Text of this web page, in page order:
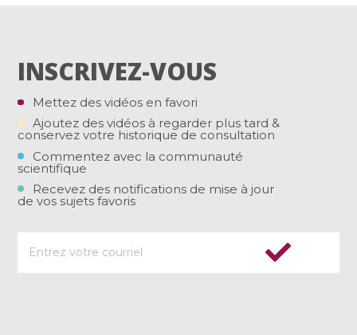
INSCRIVEZ-VOUS
Mettez des vidéos en favori
Ajoutez des vidéos à regarder plus tard &
conservez votre historique de consultation
Commentez avec la communauté
scientifique
Recevez des notifications de mise à jour
de vos sujets favoris